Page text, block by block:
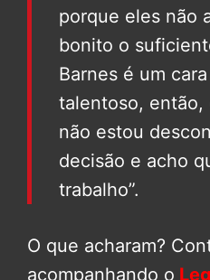
porque eles não
bonito o
Barnes é um
talentoso, então,
não estou
decisão e acho
trabalho”.
O que acharam?
acompanhando o